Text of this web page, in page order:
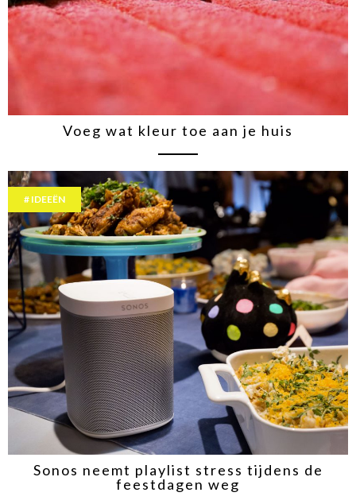
Voeg wat kleur toe aan je huis
IDEEËN
Sonos neemt playlist stress tijdens de
feestdagen weg